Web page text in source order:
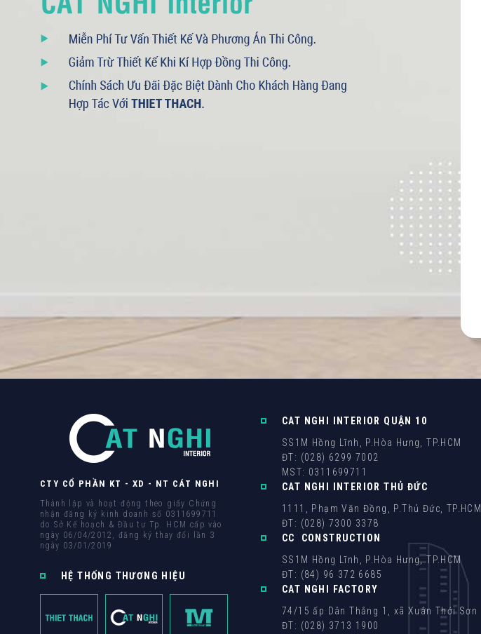
CTY CỔ PHẦN KT - XD - NT CÁT NGHI
Thành lập và hoạt động theo giấy Chứng
nhận đăng ký kinh doanh số 0311699711
do Sở Kế hoạch & Đầu tư Tp. HCM cấp vào
ngày 06/04/2012, đăng ký thay đổi lần 3
ngày 03/01/2019
HỆ THỐNG THƯƠNG HIỆU
CAT NGHI INTERIOR QUẬN 10
SS1M Hồng Lĩnh, P.Hòa Hưng, TP.HCM
ĐT: (028) 6299 7002
MST: 0311699711
CAT NGHI INTERIOR THỦ ĐỨC
1111, Phạm Văn Đồng, P.Thủ Đức, TP.HCM
ĐT: (028) 7300 3378
CC CONSTRUCTION
SS1M Hồng Lĩnh, P.Hòa Hưng, TP.HCM
ĐT: (84) 96 372 6685
CAT NGHI FACTORY
74/15 ấp Dân Thắng 1, xã Xuân Thới Sơn
ĐT: (028) 3713 1900